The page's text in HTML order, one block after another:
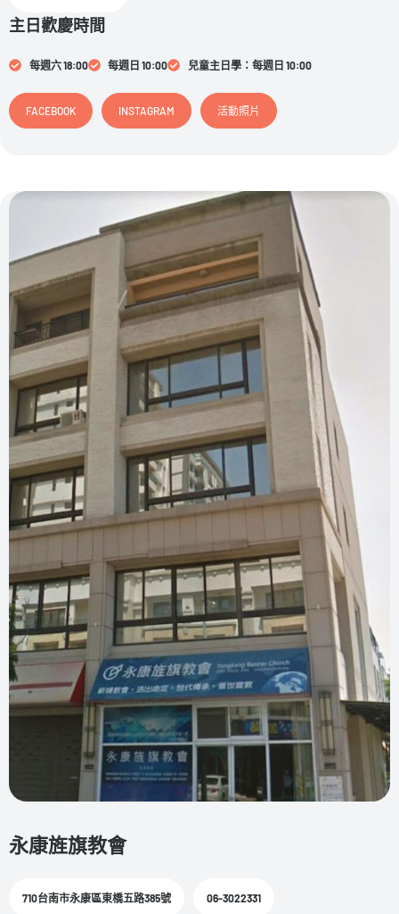
主日歡慶時間
每週六 18:00 每週日 10:00 兒童主日學：每週日 10:00
FACEBOOK INSTAGRAM 活動照片
永康旌旗教會
710台南市永康區東橋五路385號 06-3022331